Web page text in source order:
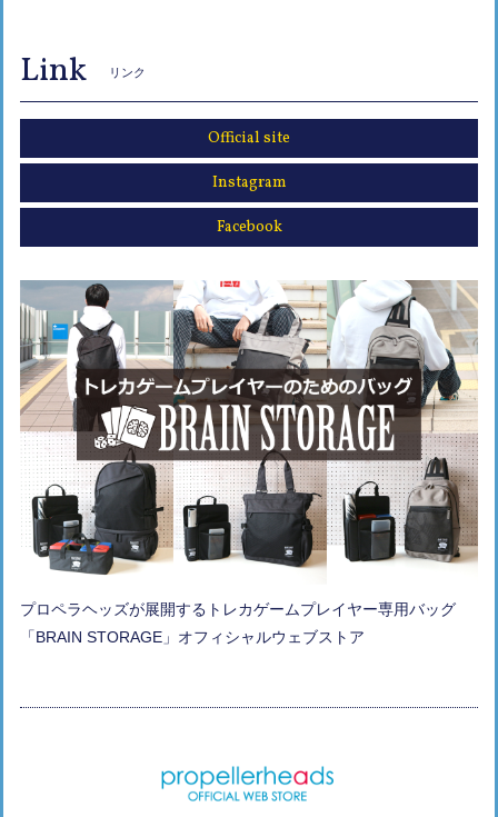
Link リンク
Official site
Instagram
Facebook
プロペラヘッズが展開するトレカゲームプレイヤー専用バッグ
「BRAIN STORAGE」オフィシャルウェブストア